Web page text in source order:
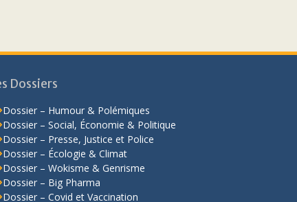
Dossiers
Dossier – Humour & Polémiques
Dossier – Social, Économie & Politique
Dossier – Presse, Justice et Police
Dossier – Écologie & Climat
Dossier – Wokisme & Genrisme
Dossier – Big Pharma
Dossier – Covid et Vaccination